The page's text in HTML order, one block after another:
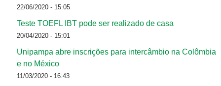
22/06/2020 - 15:05
Teste TOEFL IBT pode ser realizado de casa
20/04/2020 - 15:01
Unipampa abre inscrições para intercâmbio na Colômbia
e no México
11/03/2020 - 16:43